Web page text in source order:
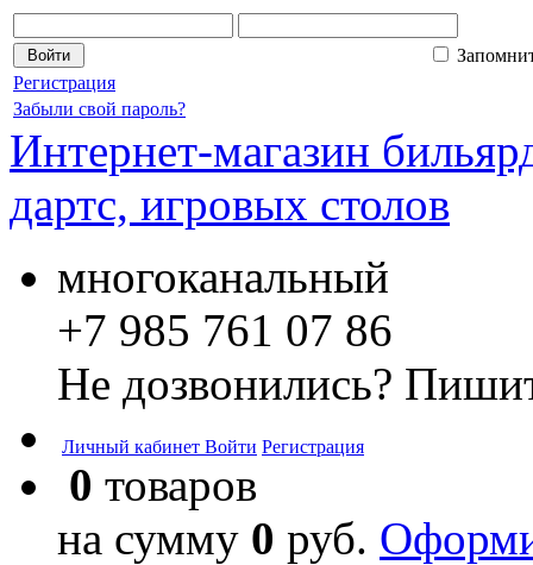
Регистрация
Забыли свой пароль?
Интернет-магазин
дартс, игровых столов
многоканальный
+7 985 761 07 86
Не дозвонились?
Личный кабинет Войти Регистрация
0 товаров
на сумму 0 руб.